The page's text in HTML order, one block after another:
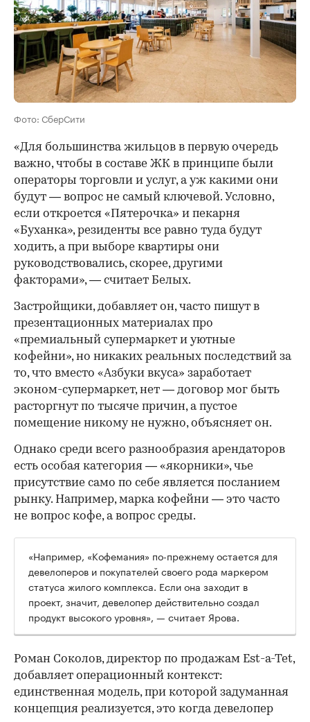
Фото: СберСити
«Для большинства жильцов в первую очередь
важно, чтобы в составе ЖК в принципе были
операторы торговли и услуг, а уж какими они
будут — вопрос не самый ключевой. Условно,
если откроется «Пятерочка» и пекарня
«Буханка», резиденты все равно туда будут
ходить, а при выборе квартиры они
руководствовались, скорее, другими
факторами», — считает Белых.
Застройщики, добавляет он, часто пишут в
презентационных материалах про
«премиальный супермаркет и уютные
кофейни», но никаких реальных последствий за
то, что вместо «Азбуки вкуса» заработает
эконом-супермаркет, нет — договор мог быть
расторгнут по тысяче причин, а пустое
помещение никому не нужно, объясняет он.
Однако среди всего разнообразия арендаторов
есть особая категория — «якорники», чье
присутствие само по себе является посланием
рынку. Например, марка кофейни — это часто
не вопрос кофе, а вопрос среды.
«Например, «Кофемания» по-прежнему остается для
девелоперов и покупателей своего рода маркером
статуса жилого комплекса. Если она заходит в
проект, значит, девелопер действительно создал
продукт высокого уровня», — считает Ярова.
Роман Соколов, директор по продажам Est-a-Tet,
добавляет операционный контекст:
единственная модель, при которой задуманная
концепция реализуется, это когда девелопер